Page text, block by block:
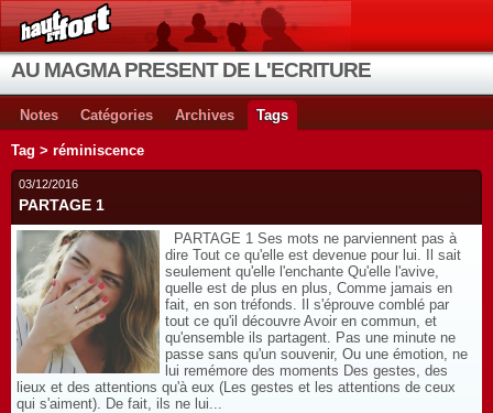
AU MAGMA PRESENT DE L'ECRITURE
Notes Catégories Archives Tags
Tag > réminiscence
03/12/2016
PARTAGE 1
PARTAGE 1 Ses mots ne parviennent pas à
dire Tout ce qu'elle est devenue pour lui. Il sait
seulement qu'elle l'enchante Qu'elle l'avive,
quelle est de plus en plus, Comme jamais en
fait, en son tréfonds. Il s'éprouve comblé par
tout ce qu'il découvre Avoir en commun, et
qu'ensemble ils partagent. Pas une minute ne
passe sans qu'un souvenir, Ou une émotion, ne
lui remémore des moments Des gestes, des
lieux et des attentions qu'à eux (Les gestes et les attentions de ceux
qui s'aiment). De fait, ils ne lui...